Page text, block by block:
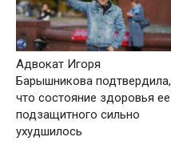
Адвокат Игоря
Барышникова подтвердила,
что состояние здоровья ее
подзащитного сильно
ухудшилось